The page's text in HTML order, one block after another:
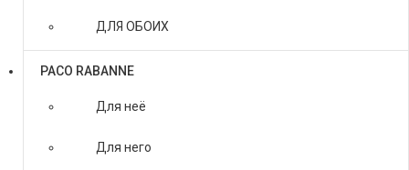
ДЛЯ ОБОИХ
PACO RABANNE
Для неё
Для него